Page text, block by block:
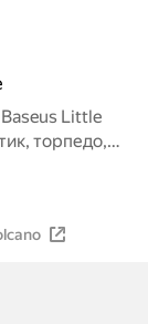
Little
торпедо,